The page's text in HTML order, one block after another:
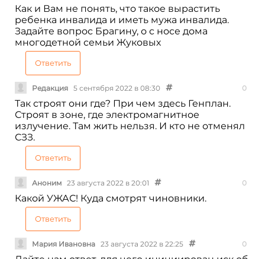
Как и Вам не понять, что такое вырастить
ребенка инвалида и иметь мужа инвалида.
Задайте вопрос Брагину, о с носе дома
многодетной семьи Жуковых
Ответить
Редакция 5 сентября 2022 в 08:30 0
Так строят они где? При чем здесь Генплан.
Строят в зоне, где электромагнитное
излучение. Там жить нельзя. И кто не отменял
СЗЗ.
Ответить
Аноним 23 августа 2022 в 20:01 0
Какой УЖАС! Куда смотрят чиновники.
Ответить
Мария Ивановна 23 августа 2022 в 22:25 0